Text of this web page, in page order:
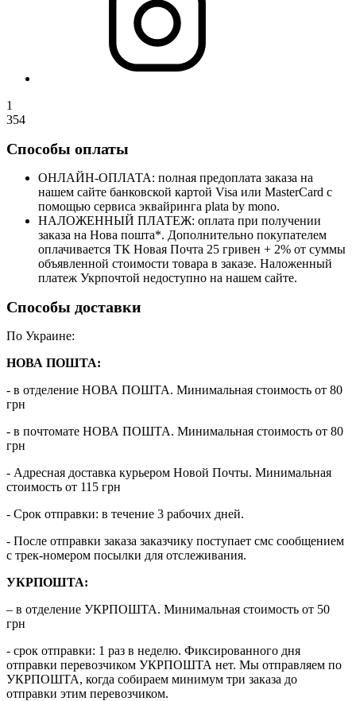
1
354
Способы оплаты
ОНЛАЙН-ОПЛАТА: полная предоплата заказа на
нашем сайте банковской картой Visa или MasterCard с
помощью сервиса эквайринга plata by mono.
НАЛОЖЕННЫЙ ПЛАТЕЖ: оплата при получении
заказа на Нова пошта*. Дополнительно покупателем
оплачивается ТК Новая Почта 25 гривен + 2% от суммы
объявленной стоимости товара в заказе. Наложенный
платеж Укрпочтой недоступно на нашем сайте.
Способы доставки
По Украине:
НОВА ПОШТА:
- в отделение НОВА ПОШТА. Минимальная стоимость от 80
грн
- в почтомате НОВА ПОШТА. Минимальная стоимость от 80
грн
- Адресная доставка курьером Новой Почты. Минимальная
стоимость от 115 грн
- Срок отправки: в течение 3 рабочих дней.
- После отправки заказа заказчику поступает смс сообщением
с трек-номером посылки для отслеживания.
УКРПОШТА:
– в отделение УКРПОШТА. Минимальная стоимость от 50
грн
- срок отправки: 1 раз в неделю. Фиксированного дня
отправки перевозчиком УКРПОШТА нет. Мы отправляем по
УКРПОШТА, когда собираем минимум три заказа до
отправки этим перевозчиком.